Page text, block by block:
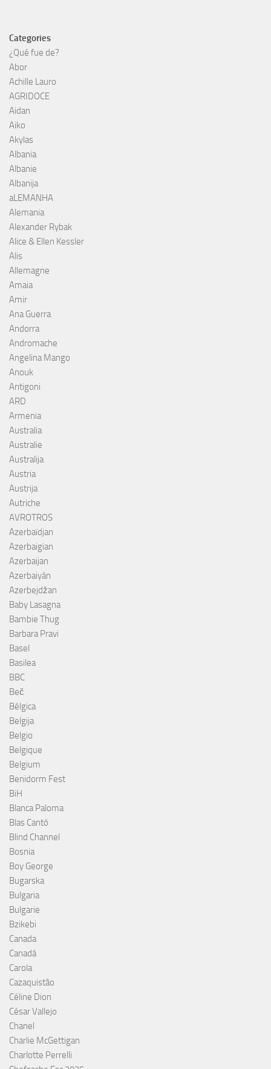
Categories
¿Qué fue de?
Abor
Achille Lauro
AGRIDOCE
Aidan
Aiko
Akylas
Albania
Albanie
Albanija
aLEMANHA
Alemania
Alexander Rybak
Alice & Ellen Kessler
Alis
Allemagne
Amaia
Amir
Ana Guerra
Andorra
Andromache
Angelina Mango
Anouk
Antigoni
ARD
Armenia
Australia
Australie
Australija
Austria
Austrija
Autriche
AVROTROS
Azerbaïdjan
Azerbaigian
Azerbaijan
Azerbaiyán
Azerbejdžan
Baby Lasagna
Bambie Thug
Barbara Pravi
Basel
Basilea
BBC
Beč
Bélgica
Belgija
Belgio
Belgique
Belgium
Benidorm Fest
BiH
Blanca Paloma
Blas Cantó
Blind Channel
Bosnia
Boy George
Bugarska
Bulgaria
Bulgarie
Bzikebi
Canada
Canadá
Carola
Cazaquistão
Céline Dion
César Vallejo
Chanel
Charlie McGettigan
Charlotte Perrelli